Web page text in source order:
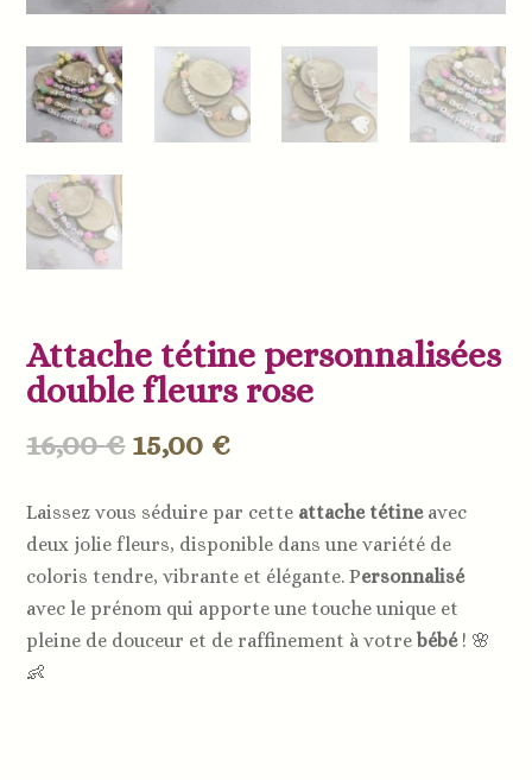
Attache tétine personnalisées
double fleurs rose
16,00€ Le
initial
était :
16,00 €.
15,00 €Le
actuel
est :
15,00 €.
Laissez vous séduire par cette attache tétine avec
deux jolie fleurs, disponible dans une variété de
coloris tendre, vibrante et élégante. Personnalisé
avec le prénom qui apporte une touche unique et
pleine de douceur et de raffinement à votrebébé! 🌸
👶